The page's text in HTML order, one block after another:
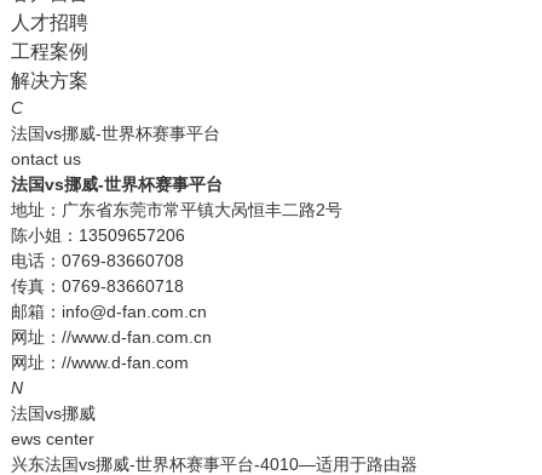
人才招聘
工程案例
解决方案
C
法国vs挪威-世界杯赛事平台
ontact us
法国vs挪威-世界杯赛事平台
地址：广东省东莞市常平镇大呙恒丰二路2号
陈小姐：13509657206
电话：0769-83660708
传真：0769-83660718
邮箱：info@d-fan.com.cn
网址：//www.d-fan.com.cn
网址：//www.d-fan.com
N
法国vs挪威
ews center
兴东法国vs挪威-世界杯赛事平台-4010—适用于路由器